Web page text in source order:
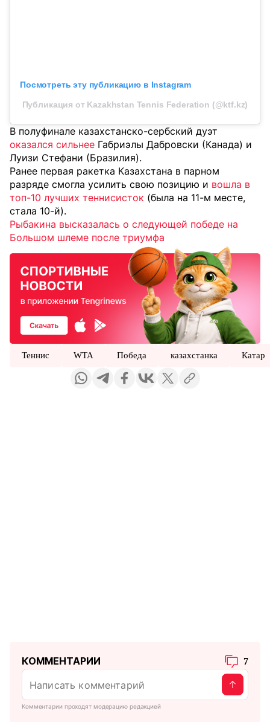
Посмотреть эту публикацию в Instagram
Публикация от Kazakhstan Tennis Federation (@ktf.kz)
В полуфинале казахстанско-сербский дуэт
оказался сильнее Габриэлы Дабровски (Канада) и
Луизи Стефани (Бразилия).
Ранее первая ракетка Казахстана в парном
разряде смогла усилить свою позицию и вошла в
топ-10 лучших теннисисток (была на 11-м месте,
стала 10-й).
Рыбакина высказалась о следующей победе на
Большом шлеме после триумфа
Теннис WTA Победа казахстанка Катар
КОММЕНТАРИИ 7
Комментарии проходят модерацию редакцией